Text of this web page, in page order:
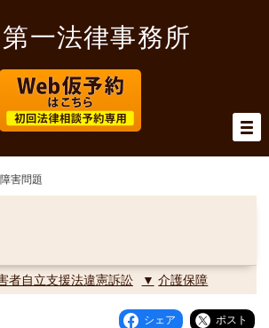
一法律事務所
障害問題
者自立支援法違憲訴訟 介護保障
シェア ポスト